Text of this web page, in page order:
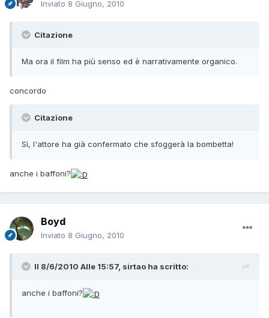
Inviato 8 Giugno, 2010
Citazione
Ma ora il film ha più senso ed è narrativamente organico.
concordo
Citazione
Sì, l'attore ha già confermato che sfoggerà la bombetta!
anche i baffoni?
Boyd
Inviato 8 Giugno, 2010
Il 8/6/2010 Alle 15:57, sirtao ha scritto:
anche i baffoni?